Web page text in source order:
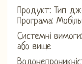
Продукт: Тип
Програма:
Системні
або вище